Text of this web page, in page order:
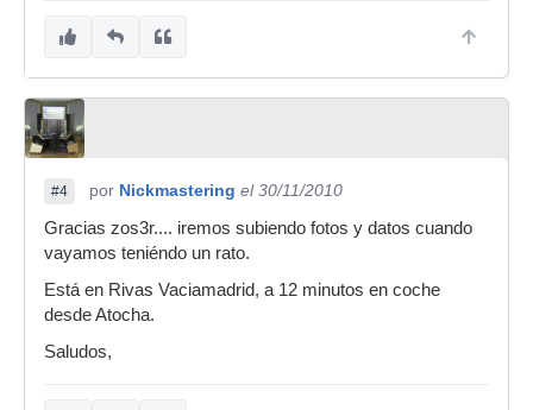
#4 por Nickmastering el 30/11/2010
Gracias zos3r.... iremos subiendo fotos y datos cuando
vayamos teniéndo un rato.
Está en Rivas Vaciamadrid, a 12 minutos en coche
desde Atocha.
Saludos,